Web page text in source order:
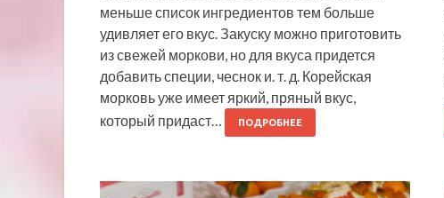
меньше список ингредиентов тем больше
удивляет его вкус. Закуску можно приготовить
из свежей моркови, но для вкуса придется
добавить специи, чеснок и. т. д. Корейская
морковь уже имеет яркий, пряный вкус,
который придаст…
ПОДРОБНЕЕ